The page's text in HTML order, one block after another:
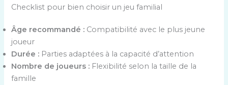
Checklist pour bien choisir un jeu familial
Âge recommandé : Compatibilité avec le plus jeune
joueur
Durée : Parties adaptées à la capacité d’attention
Nombre de joueurs : Flexibilité selon la taille de la
famille